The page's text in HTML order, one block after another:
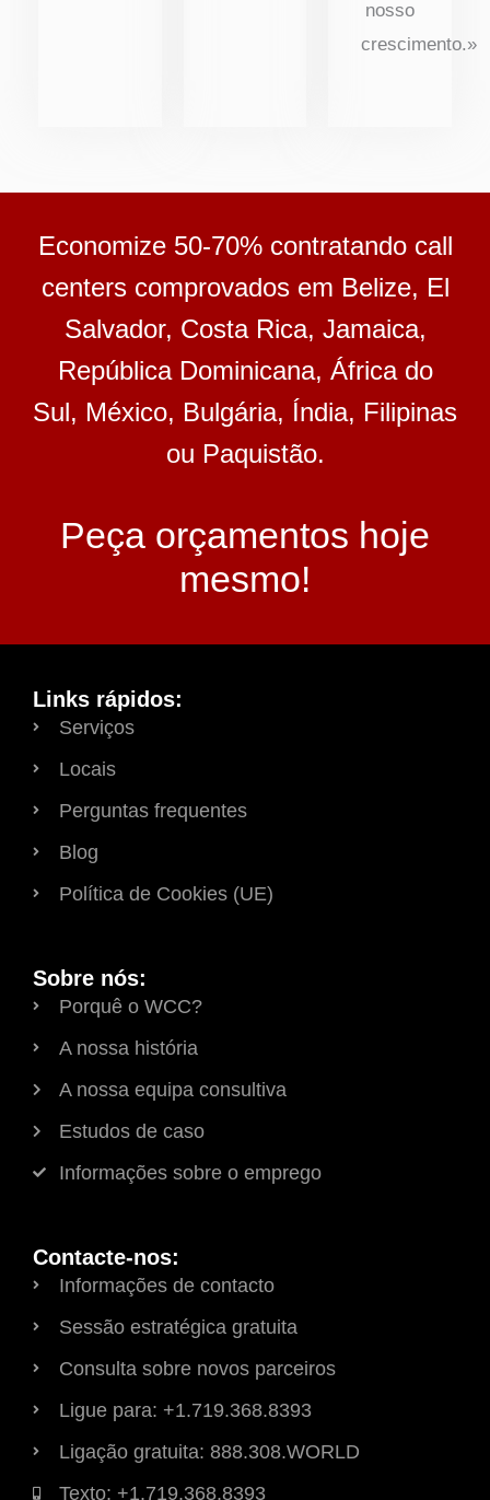
nosso
crescimento.»
Economize 50-70% contratando call
centers comprovados em Belize, El
Salvador, Costa Rica, Jamaica,
República Dominicana, África do
Sul, México, Bulgária, Índia, Filipinas
ou Paquistão.
Peça orçamentos hoje
mesmo!
Links rápidos:
Serviços
Locais
Perguntas frequentes
Blog
Política de Cookies (UE)
Sobre nós:
Porquê o WCC?
A nossa história
A nossa equipa consultiva
Estudos de caso
Informações sobre o emprego
Contacte-nos:
Informações de contacto
Sessão estratégica gratuita
Consulta sobre novos parceiros
Ligue para: +1.719.368.8393
Ligação gratuita: 888.308.WORLD
Texto: +1.719.368.8393